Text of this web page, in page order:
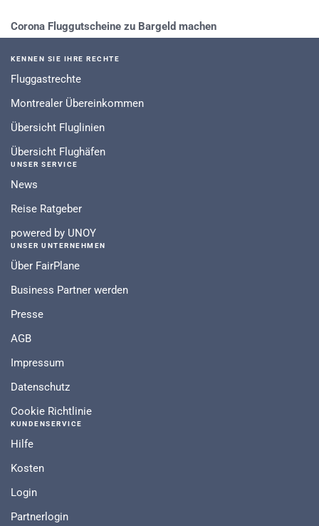
Corona Fluggutscheine zu Bargeld machen
KENNEN SIE IHRE RECHTE
Fluggastrechte
Montrealer Übereinkommen
Übersicht Fluglinien
Übersicht Flughäfen
UNSER SERVICE
News
Reise Ratgeber
powered by UNOY
UNSER UNTERNEHMEN
Über FairPlane
Business Partner werden
Presse
AGB
Impressum
Datenschutz
Cookie Richtlinie
KUNDENSERVICE
Hilfe
Kosten
Login
Partnerlogin